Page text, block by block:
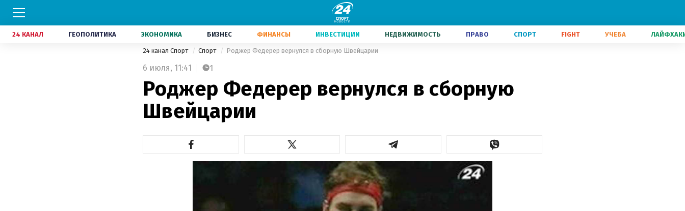
24 КАНАЛ ГЕОПОЛИТИКА ЭКОНОМИКА БИЗНЕС ФИНАНСЫ ИНВЕСТИЦИИ НЕДВИЖИМОСТЬ ПРАВО СПОРТ FIGHT УЧЕБА
24 канал Спорт Спорт Роджер Федерер вернулся в сборную Швейцарии
6 июля, 11:41 1
Роджер Федерер вернулся в сборную
Швейцарии